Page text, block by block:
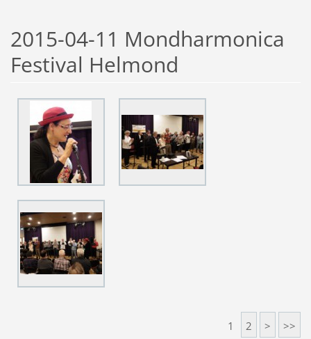
2015-04-11 Mondharmonica
Festival Helmond
1 2 > >>